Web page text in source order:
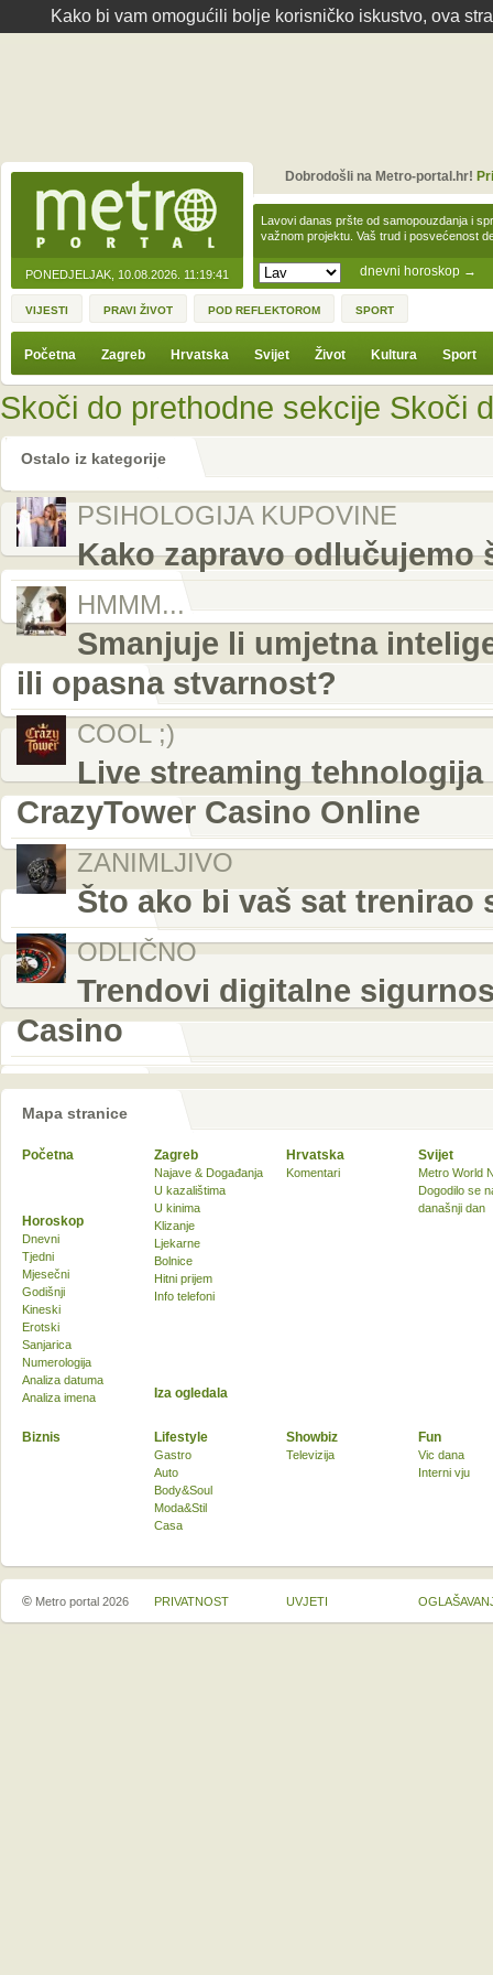
Kako bi vam omogućili bolje korisničko iskustvo, ova
PONEDJELJAK, 10.08.2026. 11:19:41 dnevni horoskop →
Lavovi danas pršte od samopouzdanja i
važnom projektu. Vaš trud i posvećenost
Dobrodošli na Metro-portal.hr!
VIJESTI PRAVI ŽIVOT POD REFLEKTOROM SPORT
Početna Zagreb Hrvatska Svijet Život Kultura Sport
Skoči do prethodne sekcije Skoči
Ostalo iz kategorije
PSIHOLOGIJA KUPOVINE
Kako zapravo odlučujemo
HMMM...
Smanjuje li umjetna
ili opasna stvarnost?
COOL ;)
Live streaming
CrazyTower Casino Online
ZANIMLJIVO
Što ako bi vaš sat trenirao
ODLIČNO
Trendovi digitalne
Casino
Mapa stranice
Početna Zagreb
Najave & Događanja
U kazalištima
U kinima
Klizanje
Ljekarne
Bolnice
Hitni prijem
Info telefoni
Hrvatska
Komentari
Svijet
Metro World
Dogodilo se
današnji dan
Biznis Lifestyle
Gastro
Auto
Body&Soul
Moda&Stil
Casa
Showbiz
Televizija
Fun
Vic dana
Interni vju
Horoskop
Dnevni
Tjedni
Mjesečni
Godišnji
Kineski
Erotski
Sanjarica
Numerologija
Analiza datuma
Analiza imena
Iza ogledala
© Metro portal 2026 PRIVATNOST UVJETI